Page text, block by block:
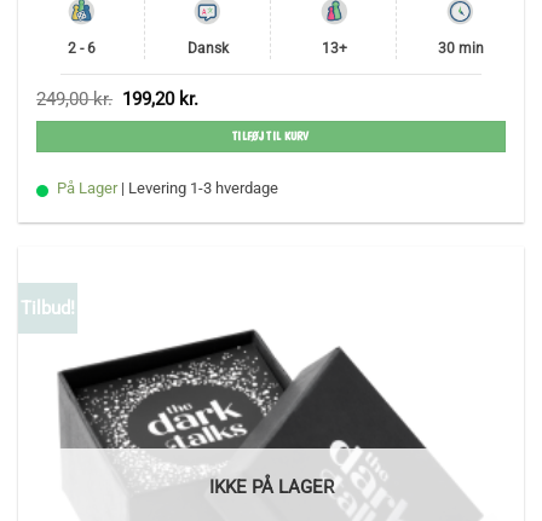
2 - 6 Dansk 13+ 30 min
249,00kr. Den
oprindelige
pris
249,00 kr..
199,20 kr.
aktuelle
pris
199,20 kr..
TILFØJ TIL KURV
På Lager | Levering 1-3 hverdage
Tilbud!
IKKE PÅ LAGER